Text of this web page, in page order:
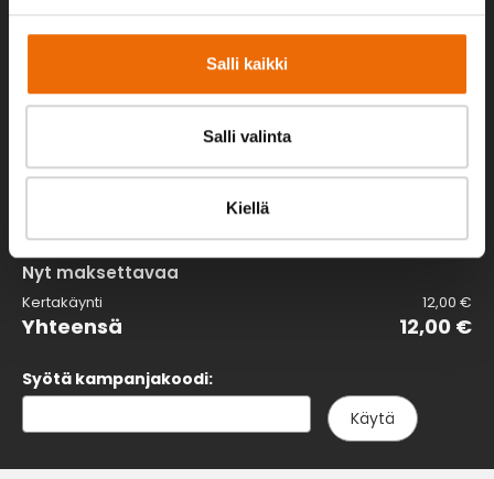
Salli kaikki
Salli valinta
Kiellä
Yhteenveto
Nyt maksettavaa
Kertakäynti 12,00 €
Yhteensä 12,00 €
Syötä kampanjakoodi:
Käytä